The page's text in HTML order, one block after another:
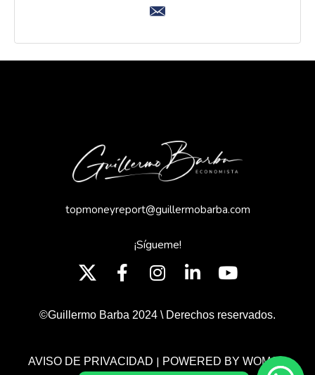
topmoneyreport@guillermobarba.com
¡Sígueme!
©Guillermo Barba 2024 \ Derechos reservados.
AVISO DE PRIVACIDAD | POWERED BY WOMGP